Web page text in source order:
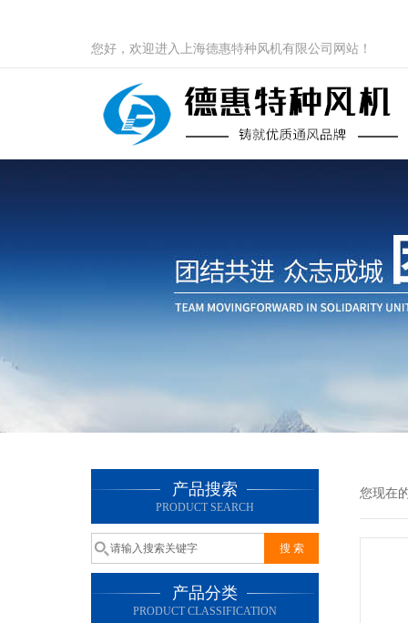
您好，欢迎进入上海德惠特种风机有限公司网站！
产品搜索
PRODUCT SEARCH
产品分类
PRODUCT CLASSIFICATION
您现在